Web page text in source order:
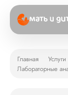
Главная Услуги
Лабораторные